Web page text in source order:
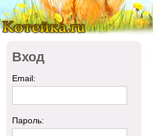
Вход
Email:
Пароль: